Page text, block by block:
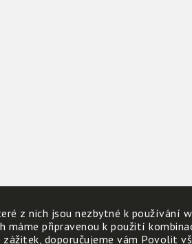
z nich jsou nezbytné k používání
máme připravenou k použití
doporučujeme vám Povolit